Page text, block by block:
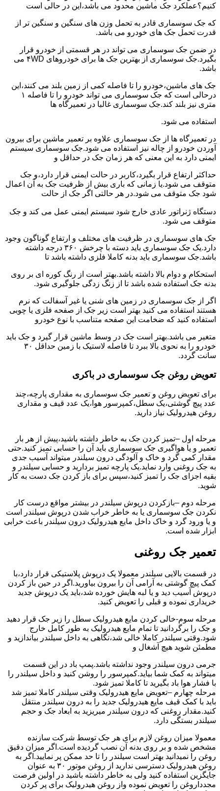
کنیم؟عملکرد جک ماشین محدود می باشد،این در حالی است
که جک سوسماری قادر به تحمل وزن های سنگین و سنگین تر از
قدرت تحمل جک های خودرو می باشد.
در ضمن جک سوسماری می تواند در هر قسمتی از خودرو قرار
بگیرد.جک سوسماری از بهترین جک ها برای خودروهای ۴WD می
باشد.
جک های ماشین،خودرو را تا فاصله کمی از زمین بلند می کنند،این
درحالی است که جک سوسماری می تواند خودرو را تا فاصله ۱
متری نیز بلند کند.جک سوسماری غالبا در تعمیرگاه ها
استفاده می شود.
در تعمیرگاه ها از جک سوسماری علاوه بر تعمیر ماشین برای بیرون
آوردن خودرو از چاله نیز استفاده می شود.جک سوسماری سیستم
ایمنی دارد به این معنی که هر زمان جک در حداقل و
حداکثر ارتفاع قرار بگیرد،کاربر در حالت ایمنی قرار دارد،و جک
متوقف می شود.یا زمانی که باری بیش از ظرفیت جک به آن اعمال
شود جک متوقف می شود.در هر حالتی اگر جک از حالت
دستگاه ژنراتور عادی خارج شود سیستم ایمنی عمل می کند و جک
متوقف می شود.
جک های سوسماری در ظرفیت های مختلف و ارتفاع گوناگون وجود
دارد.یک جک سوسماری باید دسته با چرخش ۳۶۰ درجه داشته
باشد.جک سوسماری باید بدنه کاملا فلزی داشته باشد تا
استحکام و دوام بالا داشته باشد.بهتر است از رنگ کوره ای بر روی
بدنه جک استفاده شده باشد تا از زنگ زدگی جلوگیری شود.
اگر از جک سوسماری در زمین های شنی یا غیر آسفالت که نرم
هستند استفاده می کنید بهتر است زیر جک از صفحه فلزی یا چوبی
استفاده کنید که ضخامت این صفحه متناسب با نوع خودرو
متغیر می باشد.بهتر است جک در وسط ماشین قرار گیرد و جک باید
خودرو را به نحوی بالا ببرد تا فاصله لاستیک با زمین حداقل ۳۰
سانت گردد.
تعویض روغن جک سوسماری در باکری
برای تعویض روغن و تعمیر جک سوسماری به مقداری پارچه،چند
عدد پیچ گوشتی،یک سطل،کمپرسور هوا،یک عدد قیف و مقداری
روغن هیدرولیک نیاز دارید.
مرحله اول –تمیز کردن جک به خاطر داشته باشید،پیش از هر بار
تعمیر و یا هواگیری جک سوسماری باید آن را حسابی تمیز کنید.حتی
مقدار کمی گرد و خاک و آلودگی درون سیلندر میتواند آسیب جدی
به جک روغنی وارد نماید.یک پارچه تمیز بردارید و حسابی سیلندر و
بقیه اجزای جک را تمیز کنید،سپس برای باز کردن جک دست به کار
شوید.
مرحله دوم –بازکردن درپوش سیلندر در بیشتر مواقع درست کار
نکردن جک سوسماری یا به خاطر خراب شدن درپوش سیلندر است
و یا ورود گرد و خاک داخل مایع هیدرولیک درون سیلندر باعث خرابی
ابزار شده است.
تعمیر جک روغنی
در قسمت بالایی سیلندر معمولا یک درپوش پلاستیکی قرار دارد،با
کمک پیچ گوشتی به آرامی آن را بیرون بیاورید.اگر در حین باز کردن
درپوش آسیب دید و یا لبه هایش خورده شد،باید یک درپوش جدید
خریداری نموده و قبلی را تعویض کنید.
مرحله سوم-خالی کردن مایع هیدرولیک سطل را زیر جک قرار دهید
و جک را برگردانید تا تمام مایع هیدرولیک به طور کامل خارج
شود.وقتی سیلندر کاملا خالی شد،نگاهی به داخل سیلندر بیاندازید و
مطمئن شوید هیچ آشغال و
جرمی درون سیلندر وجود نداشته باشد.پمپ باد در این قسمت
میتواند به کمک شما بیاید.کمپرسور را روشن کنید و داخل سیلندر را
با فشار هوا باد بگیرید تا کاملا تمیز شود.
مرحله چهارم –تعویض مایع هیدرولیک وقتی سیلندر کاملا تمیز شد
باید با کمک قیف مایع هیدرولیک جدید را به درون سیلندر منتقل
کنید.مقدار روغنی که درون سیلندر میریزید به ابعاد جک و حجم
سیلندر بستگی دارد.
معمولا میزان روغن لازم برای هر جک توسط شرکت سازنده
مشخص شده و بر روی بدنه آن نصب گردیده است.اگر میزان دقیق
روغن را نمیدانید بهتر است سیلندر را تا حد ممکن پر نمایید.اگر به
روغن هیدرولیک دسترسی ندارید از روغن موتور ۳۰ به عنوان
جایگزین استفاده کنید ولی به خاطر داشته باشید در اولین فرصت
مجدداروغن را تعویض نموده واز روغن هیدرولیک برای پر کردن